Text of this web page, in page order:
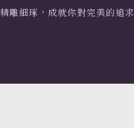
精雕細琢，成就你對完美的追求